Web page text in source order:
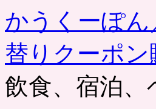
かうくーぽ
替りクーポ
飲食、宿泊